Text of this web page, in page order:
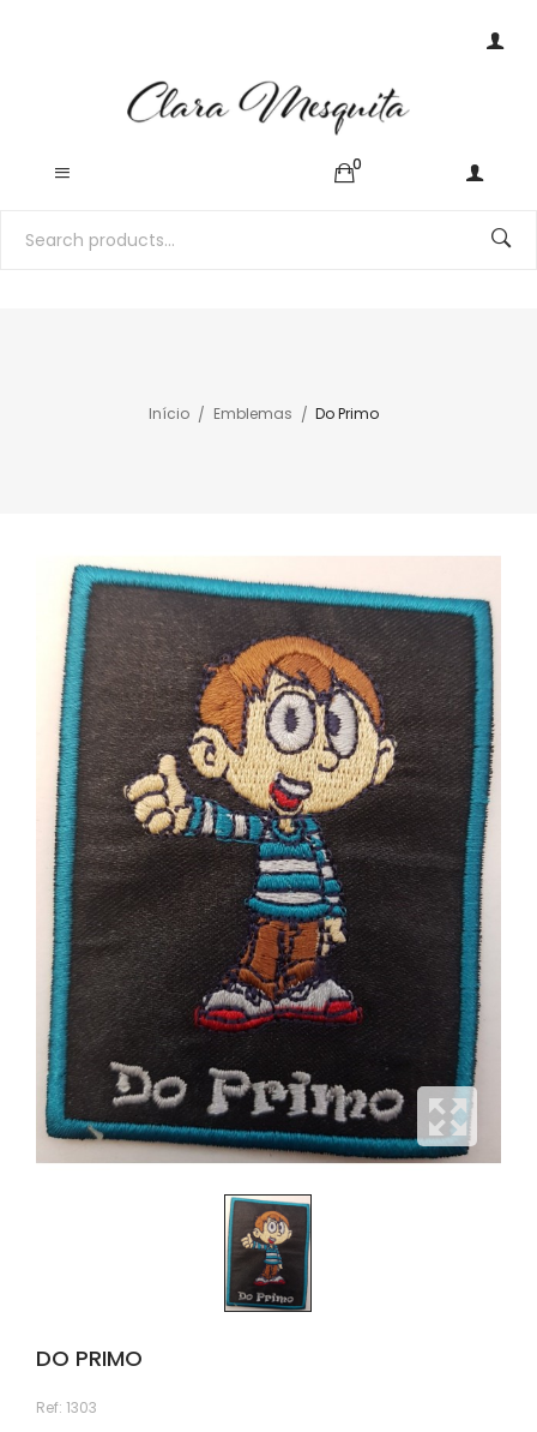
0
Início Emblemas Do Primo
DO PRIMO
Ref: 1303